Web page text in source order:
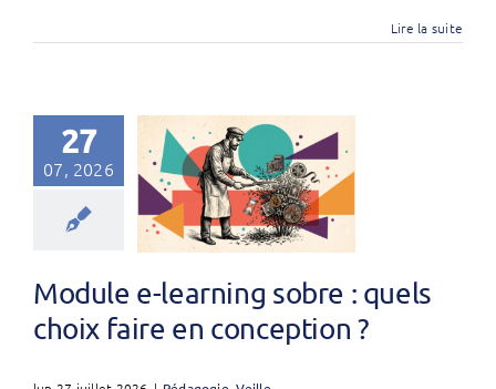
Lire la suite
27
07, 2026
Module e-learning sobre : quels
choix faire en conception ?